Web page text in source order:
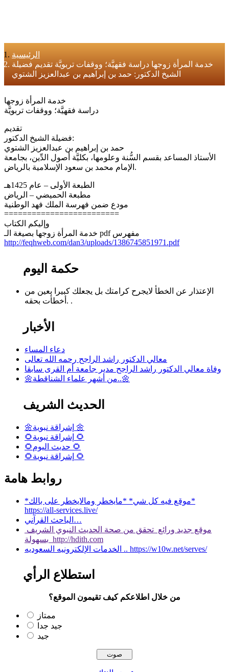
الرئيسية
خدمة المرأة زوجها دراسة فقهيَّة؛ ووقفات تربويَّة تقديم فضيلة
الشيخ الدكتور: حمد بن إبراهيم بن عبدالعزيز الشتوي
خدمة المرأة زوجها
دراسة فقهيَّة؛ ووقفات تربويَّة
تقديم
فضيلة الشيخ الدكتور:
حمد بن إبراهيم بن عبدالعزيز الشتوي
الأستاذ المساعد بقسم السُّنة وعلومها، بكليَّة أصول الدِّين، بجامعة
الإمام محمد بن سعود الإسلامية بالرياض.
الطبعة الأولى – عام 1425هـ
مطبعة الحميضي – الرياض
مودع ضمن فهرسة الملك فهد الوطنية
=========================
وإليكم الكتاب
خدمة المرأة زوجها بصيغة الـ pdf مفهرس
http://feqhweb.com/dan3/uploads/1386745851971.pdf
حكمة اليوم
الإعتذار عن الخطأ لايجرح كرامتك بل يجعلك كبيرا بعين من
أخطأت بحقه. .
الأخبار
دعاء المساء
معالي الدكتور راشد الراجح رحمه الله تعالى
وفاة معالي الدكتور راشد الراجح مدير جامعة أم القرى سابقا
🌼من أشهر علماء الشناقطة..🌼
الحديث الشريف
🌼إشراقة نبوية 🌼
🌻إشراقة نبوية 🌻
🌻حديث اليوم 🌻
🌻إشراقة نبوية 🌻
روابط هامة
*موقع فيه كل شي* *مايخطر ومالايخطر على بالك*
https://all-services.live/
الباحث القرآني…
موقع جديد ورائع تحقق من صحة الحديث النبوي الشريف
بسهولة http://hdith.com
الخدمات الإلكترونيه السعوديه .. https://w10w.net/serves/
استطلاع الرأي
من خلال اطلاعكم كيف تقيمون الموقع؟
ممتاز
جيد جدا
جيد